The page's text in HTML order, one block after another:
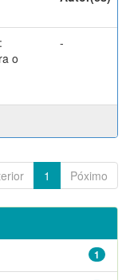
o
-
1 Póximo
1